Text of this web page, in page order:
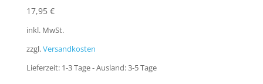
17,95 €
inkl. MwSt.
zzgl.Versandkosten
Lieferzeit: 1-3 Tage - Ausland: 3-5 Tage